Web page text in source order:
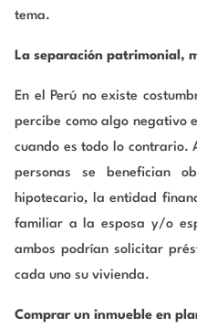
tema.
La separación patrimonial,
En el Perú no existe
percibe como algo negativo
cuando es todo lo contrario.
personas se benefician
hipotecario, la entidad
familiar a la esposa y/o
ambos podrían solicitar
cada uno su vivienda.
Comprar un inmueble en